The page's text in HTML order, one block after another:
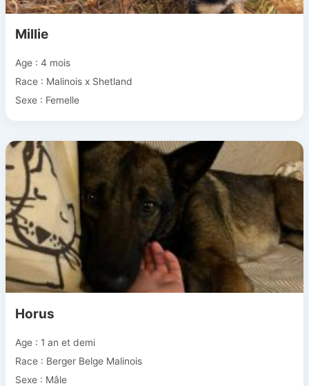
Millie
Age : 4 mois
Race : Malinois x Shetland
Sexe : Femelle
Horus
Age : 1 an et demi
Race : Berger Belge Malinois
Sexe : Mâle